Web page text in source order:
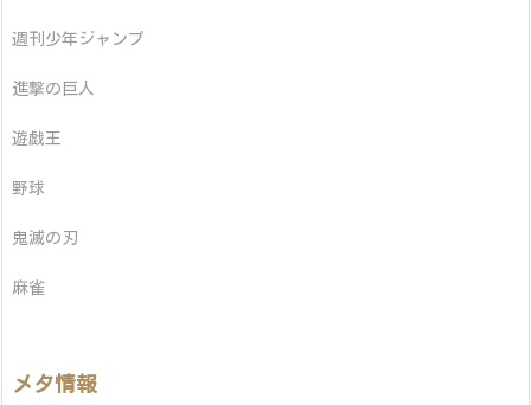
週刊少年ジャンプ
進撃の巨人
遊戯王
野球
鬼滅の刃
麻雀
メタ情報